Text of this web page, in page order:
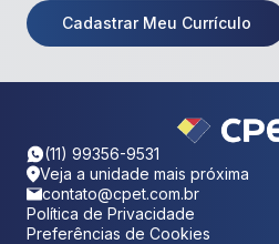
Cadastrar Meu Currículo
(11) 99356-9531
Veja a unidade mais próxima
contato@cpet.com.br
Política de Privacidade
Preferências de Cookies